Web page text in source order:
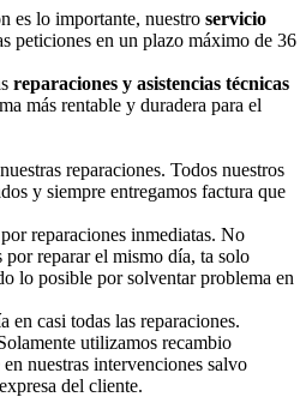
es lo importante, nuestro servicio
peticiones en un plazo máximo de 36
reparaciones y asistencias técnicas
más rentable y duradera para el
reparaciones. Todos nuestros
y siempre entregamos factura que
reparaciones inmediatas. No
por reparar el mismo día, ta solo
lo posible por solventar problema en
en casi todas las reparaciones.
utilizamos recambio
nuestras intervenciones salvo
del cliente.